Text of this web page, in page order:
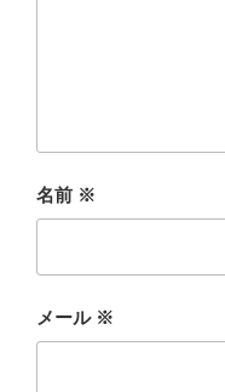
名前 ※
メール ※